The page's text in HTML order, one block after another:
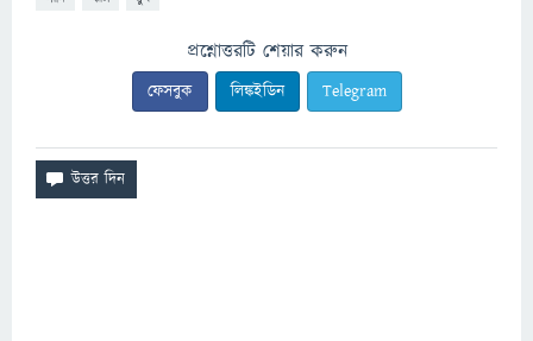
প্রশ্নোত্তরটি শেয়ার করুন
ফেসবুক লিঙ্কইডিন Telegram